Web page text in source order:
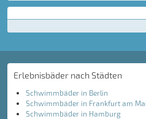
Erlebnisbäder nach Städten
Schwimmbäder in Berlin
Schwimmbäder in Frankfurt am
Schwimmbäder in Hamburg